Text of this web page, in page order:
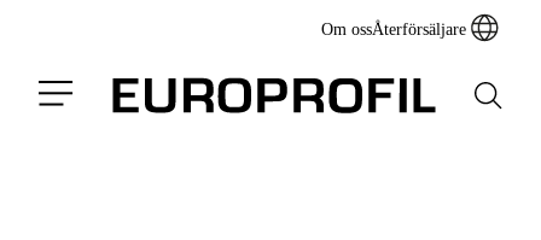
Om ossÅterförsäljare